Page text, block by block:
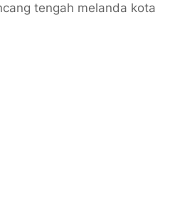
tengah melanda kota